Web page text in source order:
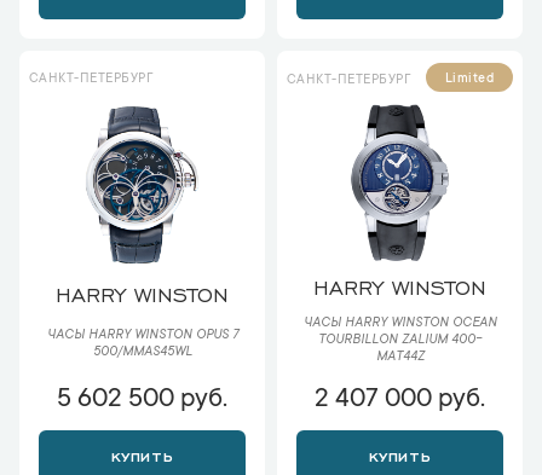
САНКТ-ПЕТЕРБУРГ
HARRY WINSTON
ЧАСЫ HARRY WINSTON OPUS 7
500/MMAS45WL
5 602 500 руб.
КУПИТЬ
САНКТ-ПЕТЕРБУРГ Limited
HARRY WINSTON
ЧАСЫ HARRY WINSTON OCEAN
TOURBILLON ZALIUM 400-
MAT44Z
2 407 000 руб.
КУПИТЬ